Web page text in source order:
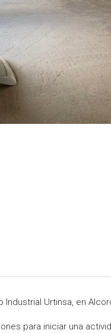
Industrial Urtinsa, en
para iniciar una